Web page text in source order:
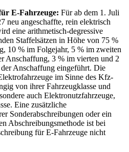
E-Fahrzeuge: Für ab dem 1. Juli
neu angeschaffte, rein elektrisch
eine arithmetisch-degressive
Staffelsätzen in Höhe von 75 %
10 % im Folgejahr, 5 % im zweiten
Anschaffung, 3 % im vierten und 2
Anschaffung eingeführt. Die
im Sinne des Kfz-
von ihrer Fahrzeugklasse und
auch Elektronutzfahrzeuge,
Eine zusätzliche
Sonderabschreibungen oder ein
Abschreibungsmethode ist bei
für E-Fahrzeuge nicht